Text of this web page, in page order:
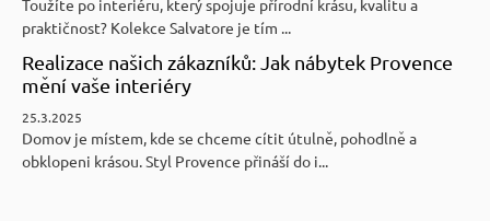
Toužíte po interiéru, který spojuje přírodní krásu, kvalitu a
praktičnost? Kolekce Salvatore je tím ...
Realizace našich zákazníků: Jak nábytek Provence
mění vaše interiéry
25.3.2025
Domov je místem, kde se chceme cítit útulně, pohodlně a
obklopeni krásou. Styl Provence přináší do i...